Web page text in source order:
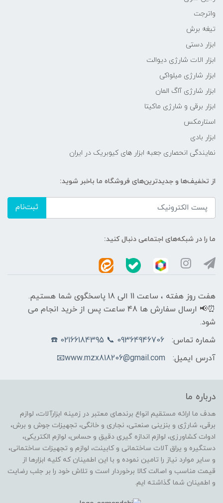
واترجت
تیغه برش
ابزار دستی
ابزار الات شارژی دیوالت
ابزار شارژی میلواکی
ابزار شارژی آاگ المان
ابزار برقی و شارژی ماکیتا
استارمکس
ابزار بادی
نمایندگی انحصاری جعبه ابزار های کیوبریک در ایران
از تخفیف‌ها و جدیدترین‌های فروشگاه ما باخبر شوید:
ثبت‌نام
ما را در شبکه‌های اجتماعی دنبال کنید:
هفت روز هفته ، ساعت 11 الی 18 پاسخگوی شما هستیم.
⏰📢 ارسال سفارش ها 48 ساعت پس از خرید انجام می
شود.
شماره تماس:
09364946706 📞 02166184395 ☎️
آدرس ایمیل:
www.mzx818206@gmail.com📧
درباره ما
هدف ما ارائه مستقیم انواع برندهای معتبر در زمینه ابزارآلات، لوازم
برقی، شارژی و بنزینی صنعتی، نجاری و خانگی، تجهیزات جوش و برش،
ادوات کشاورزی، لوازم اندازه گیری دقیق و حساس، لوازم الکتریکی،
دستگیره و یراق آلات ساختمانی و کابینت، لوازم و تجهیزات ساختمانی،
و سایر موارد نیاز را تامین نموده و با این اطمینان که کلیه ابزارها از
قیمت مناسب و اصالت کالا برخوردار است و تلاش خود را بر جلب رضایت
و اطمینان شما گذاشته ایم.